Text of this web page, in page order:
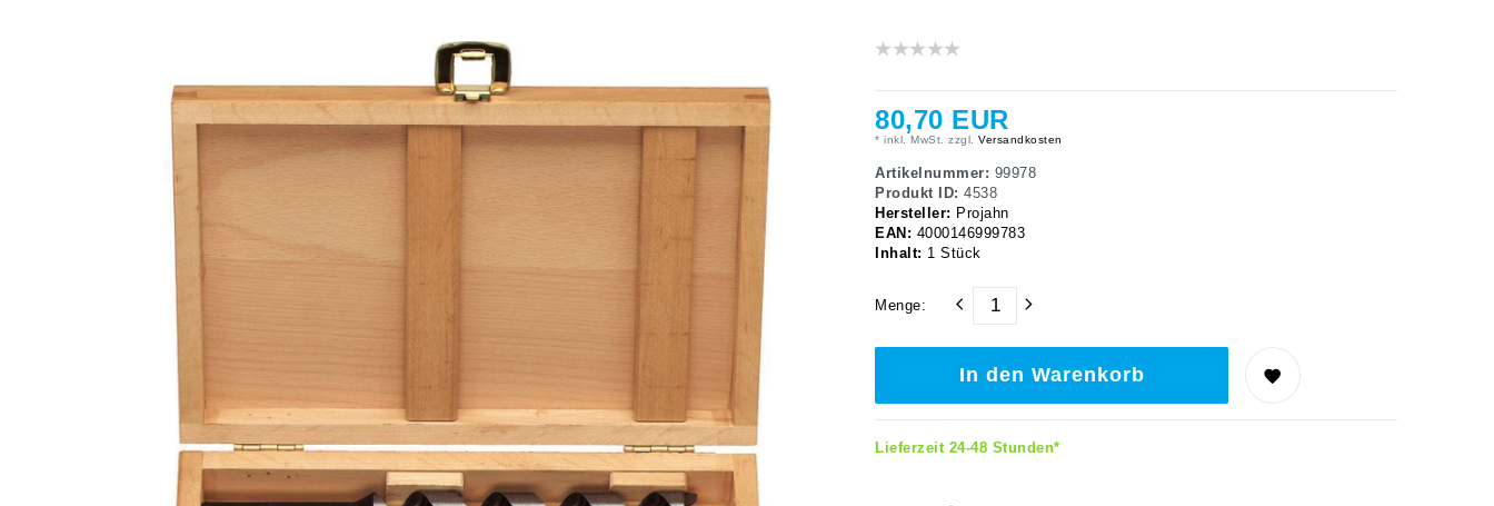
80,70 EUR
* inkl. MwSt. zzgl. Versandkosten
Artikelnummer: 99978
Produkt ID: 4538
Hersteller: Projahn
EAN: 4000146999783
Inhalt: 1 Stück
Menge:
In den Warenkorb
Lieferzeit 24-48 Stunden*